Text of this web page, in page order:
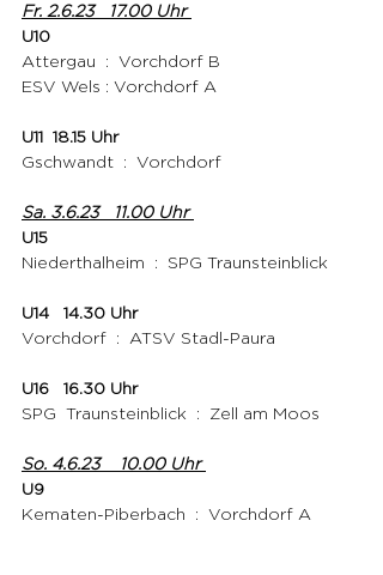
Fr. 2.6.23   17.00 Uhr
U10
Attergau  :  Vorchdorf B
ESV Wels : Vorchdorf A
U11  18.15 Uhr
Gschwandt  :  Vorchdorf
Sa. 3.6.23   11.00 Uhr
U15
Niederthalheim  :  SPG Traunsteinblick
U14   14.30 Uhr
Vorchdorf  :  ATSV Stadl-Paura
U16   16.30 Uhr
SPG  Traunsteinblick  :  Zell am Moos
So. 4.6.23    10.00 Uhr
U9
Kematen-Piberbach  :  Vorchdorf A